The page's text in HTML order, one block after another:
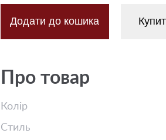
Додати до кошика
Про товар
Колір
Стиль